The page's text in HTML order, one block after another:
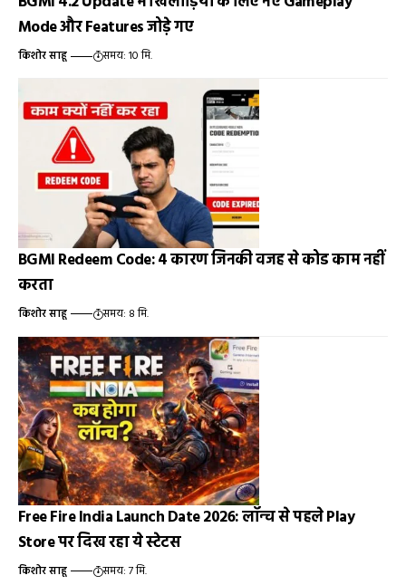
Mode और Features जोड़े गए
किशोर साहू समय: 10 मि.
BGMI Redeem Code: 4 कारण जिनकी वजह से कोड काम नहीं
करता
किशोर साहू समय: 8 मि.
Free Fire India Launch Date 2026: लॉन्च से पहले Play
Store पर दिख रहा ये स्टेटस
किशोर साहू समय: 7 मि.